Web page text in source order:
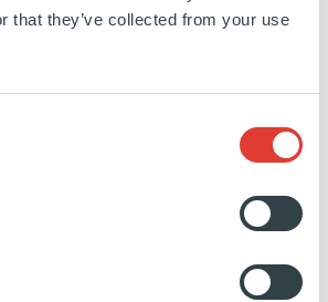
that they’ve collected from your use
en private equity et en